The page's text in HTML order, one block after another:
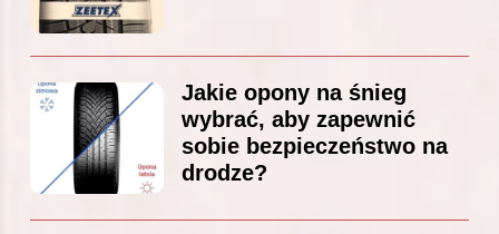
Jakie opony na śnieg
wybrać, aby zapewnić
sobie bezpieczeństwo na
drodze?